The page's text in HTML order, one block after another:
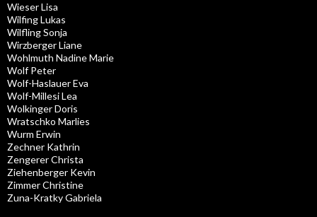
Wieser Lisa
Wilfing Lukas
Wilfling Sonja
Wirzberger Liane
Wohlmuth Nadine Marie
Wolf Peter
Wolf-Haslauer Eva
Wolf-Millesi Lea
Wolkinger Doris
Wratschko Marlies
Wurm Erwin
Zechner Kathrin
Zengerer Christa
Ziehenberger Kevin
Zimmer Christine
Zuna-Kratky Gabriela